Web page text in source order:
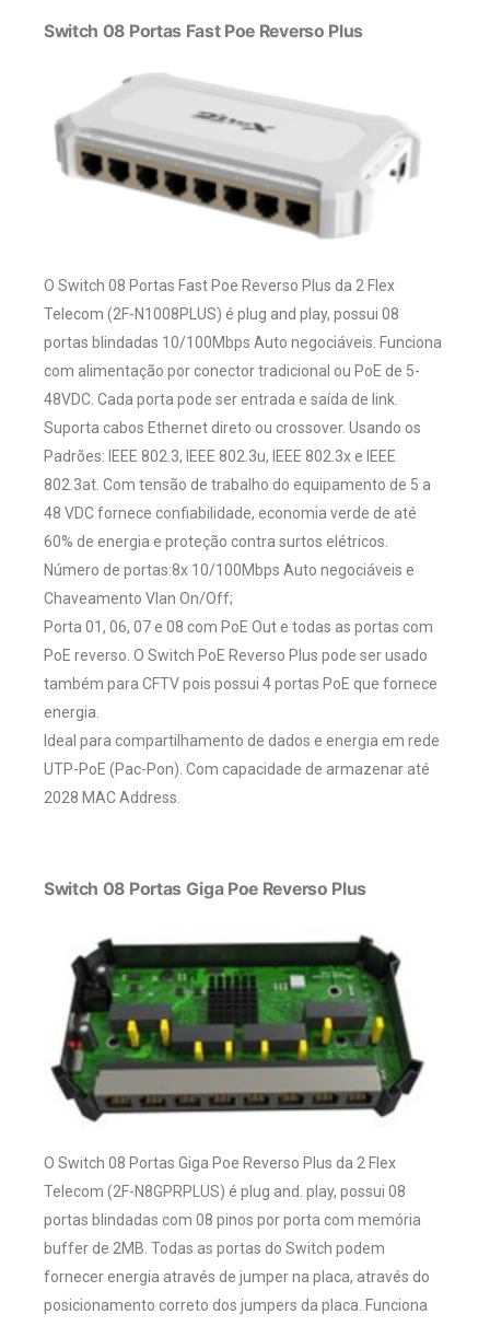
Switch 08 Portas Fast Poe Reverso Plus
O Switch 08 Portas Fast Poe Reverso Plus da 2 Flex
Telecom (2F-N1008PLUS) é plug and play, possui 08
portas blindadas 10/100Mbps Auto negociáveis. Funciona
com alimentação por conector tradicional ou PoE de 5-
48VDC. Cada porta pode ser entrada e saída de link.
Suporta cabos Ethernet direto ou crossover. Usando os
Padrões: IEEE 802.3, IEEE 802.3u, IEEE 802.3x e IEEE
802.3at. Com tensão de trabalho do equipamento de 5 a
48 VDC fornece confiabilidade, economia verde de até
60% de energia e proteção contra surtos elétricos.
Número de portas:8x 10/100Mbps Auto negociáveis e
Chaveamento Vlan On/Off;
Porta 01, 06, 07 e 08 com PoE Out e todas as portas com
PoE reverso. O Switch PoE Reverso Plus pode ser usado
também para CFTV pois possui 4 portas PoE que fornece
energia.
Ideal para compartilhamento de dados e energia em rede
UTP-PoE (Pac-Pon). Com capacidade de armazenar até
2028 MAC Address.
Switch 08 Portas Giga Poe Reverso Plus
O Switch 08 Portas Giga Poe Reverso Plus da 2 Flex
Telecom (2F-N8GPRPLUS) é plug and. play, possui 08
portas blindadas com 08 pinos por porta com memória
buffer de 2MB. Todas as portas do Switch podem
fornecer energia através de jumper na placa, através do
posicionamento correto dos jumpers da placa. Funciona